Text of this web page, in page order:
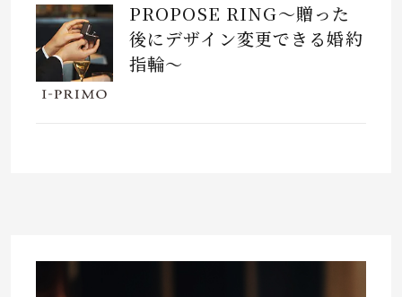
PROPOSE RING～贈った
後にデザイン変更できる婚約
指輪～